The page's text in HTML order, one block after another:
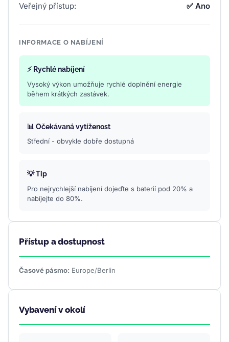
Veřejný přístup:
✅ Ano
INFORMACE O NABÍJENÍ
⚡ Rychlé nabíjení
Vysoký výkon umožňuje rychlé doplnění energie
během krátkých zastávek.
📊 Očekávaná vytíženost
Střední - obvykle dobře dostupná
💡 Tip
Pro nejrychlejší nabíjení dojeďte s baterií pod 20% a
nabíjejte do 80%.
Přístup a dostupnost
Časové pásmo: Europe/Berlin
Vybavení v okolí